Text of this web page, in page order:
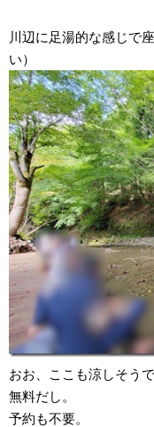
川辺に足湯的な感じで
い）
おお、ここも涼しそう
無料だし。
予約も不要。